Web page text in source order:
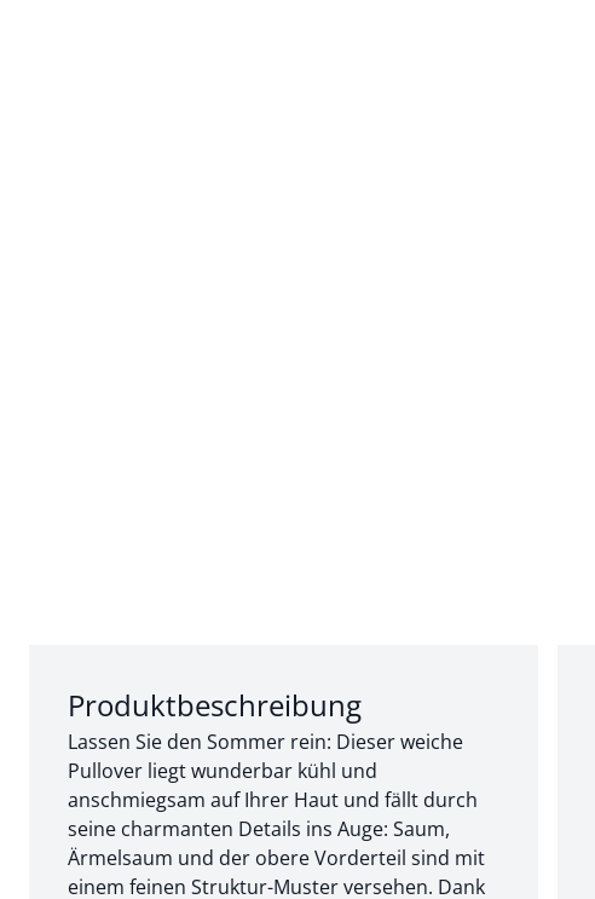
Abschnitt 1 von 3:
Produktbeschreibung
Lassen Sie den Sommer rein: Dieser weiche
Pullover liegt wunderbar kühl und
anschmiegsam auf Ihrer Haut und fällt durch
seine charmanten Details ins Auge: Saum,
Ärmelsaum und der obere Vorderteil sind mit
einem feinen Struktur-Muster versehen. Dank